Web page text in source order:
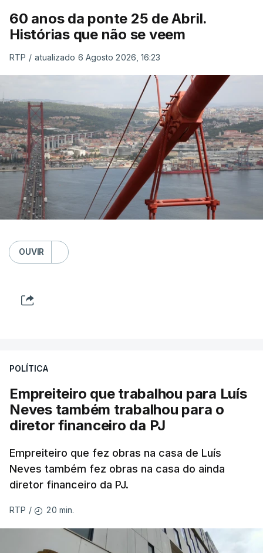
60 anos da ponte 25 de Abril.
Histórias que não se veem
RTP / atualizado 6 Agosto 2026, 16:23
OUVIR
POLÍTICA
Empreiteiro que trabalhou para Luís
Neves também trabalhou para o
diretor financeiro da PJ
Empreiteiro que fez obras na casa de Luís
Neves também fez obras na casa do ainda
diretor financeiro da PJ.
RTP / 20 min.